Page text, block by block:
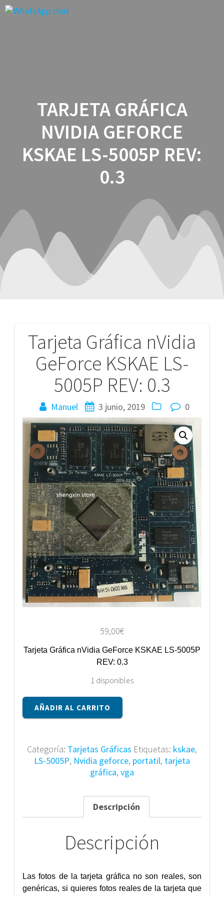
TARJETA GRÁFICA
NVIDIA GEFORCE
KSKAE LS-5005P REV:
0.3
Tarjeta Gráfica nVidia
GeForce KSKAE LS-
5005P REV: 0.3
Manuel 3 junio, 2019 0
59,00€
Tarjeta Gráfica nVidia GeForce KSKAE LS-5005P
REV: 0.3
1 disponibles
Tarjeta
Gráfica
KSKAE
AÑADIR AL CARRITO
Categoría: Tarjetas Gráficas Etiquetas: kskae,
LS-5005P, Nvidia geforce, portatil, tarjeta
gráfica, vga
Descripción
Descripción
Las fotos de la tarjeta gráfica no son reales, son
genéricas, si quieres fotos reales de la tarjeta que
Navegación
entradas